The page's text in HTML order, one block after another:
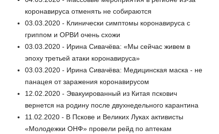
коронавируса отменять не собираются
03.03.2020 - Клинически симптомы коронавируса с
гриппом и ОРВИ очень схожи
03.03.2020 - Ирина Сивачёва: «Мы сейчас живем в
эпоху третьей атаки коронавируса»
03.03.2020 - Ирина Сивачёва: Медицинская маска - не
панацея от заражения коронавирусом
12.02.2020 - Эвакуированный из Китая пскович
вернется на родину после двухнедельного карантина
11.02.2020 - В Пскове и Великих Луках активисты
«Молодежки ОНФ» провели рейд по аптекам